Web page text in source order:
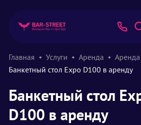
Главная Услуги Аренда
Аренда
Банкетный стол Expo D100 в аренду
Банкетный стол
D100 в аренду